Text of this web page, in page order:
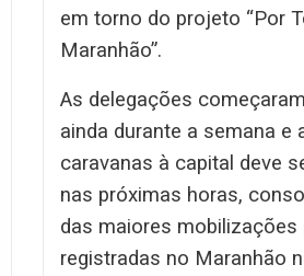
em torno do projeto “Por
Maranhão”.
As delegações
ainda durante a semana e
caravanas à capital deve
nas próximas horas,
das maiores mobilizações
registradas no Maranhão